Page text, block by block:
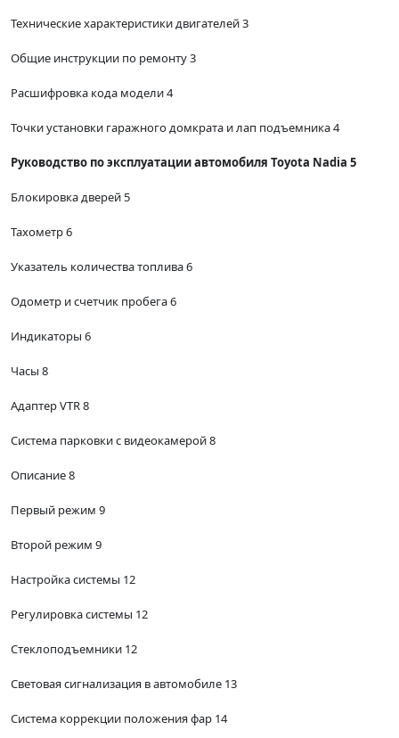
Технические характеристики двигателей 3
Общие инструкции по ремонту 3
Расшифровка кода модели 4
Точки установки гаражного домкрата и лап подъемника 4
Руководство по эксплуатации автомобиля Toyota Nadia 5
Блокировка дверей 5
Тахометр 6
Указатель количества топлива 6
Одометр и счетчик пробега 6
Индикаторы 6
Часы 8
Адаптер VTR 8
Система парковки с видеокамерой 8
Описание 8
Первый режим 9
Второй режим 9
Настройка системы 12
Регулировка системы 12
Стеклоподъемники 12
Световая сигнализация в автомобиле 13
Система коррекции положения фар 14